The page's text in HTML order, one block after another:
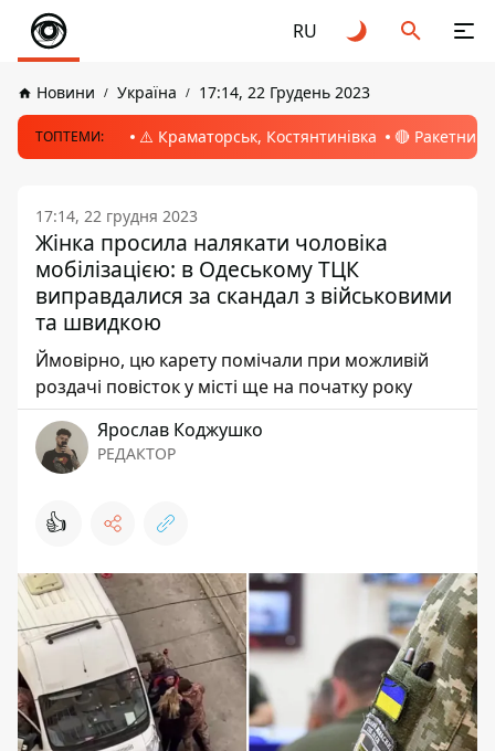
RU
Новини Україна 17:14, 22 Грудень 2023
ТОПТЕМИ: ⚠️ Краматорськ, Костянтинівка 🔴 Ракетний
17:14, 22 грудня 2023
Жінка просила налякати чоловіка
мобілізацією: в Одеському ТЦК
виправдалися за скандал з військовими
та швидкою
Ймовірно, цю карету помічали при можливій
роздачі повісток у місті ще на початку року
Ярослав Коджушко
РЕДАКТОР
👍